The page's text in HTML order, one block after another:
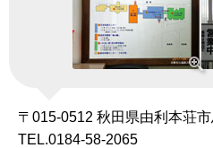
〒015-0512 秋田県由利本荘
TEL.0184-58-2065